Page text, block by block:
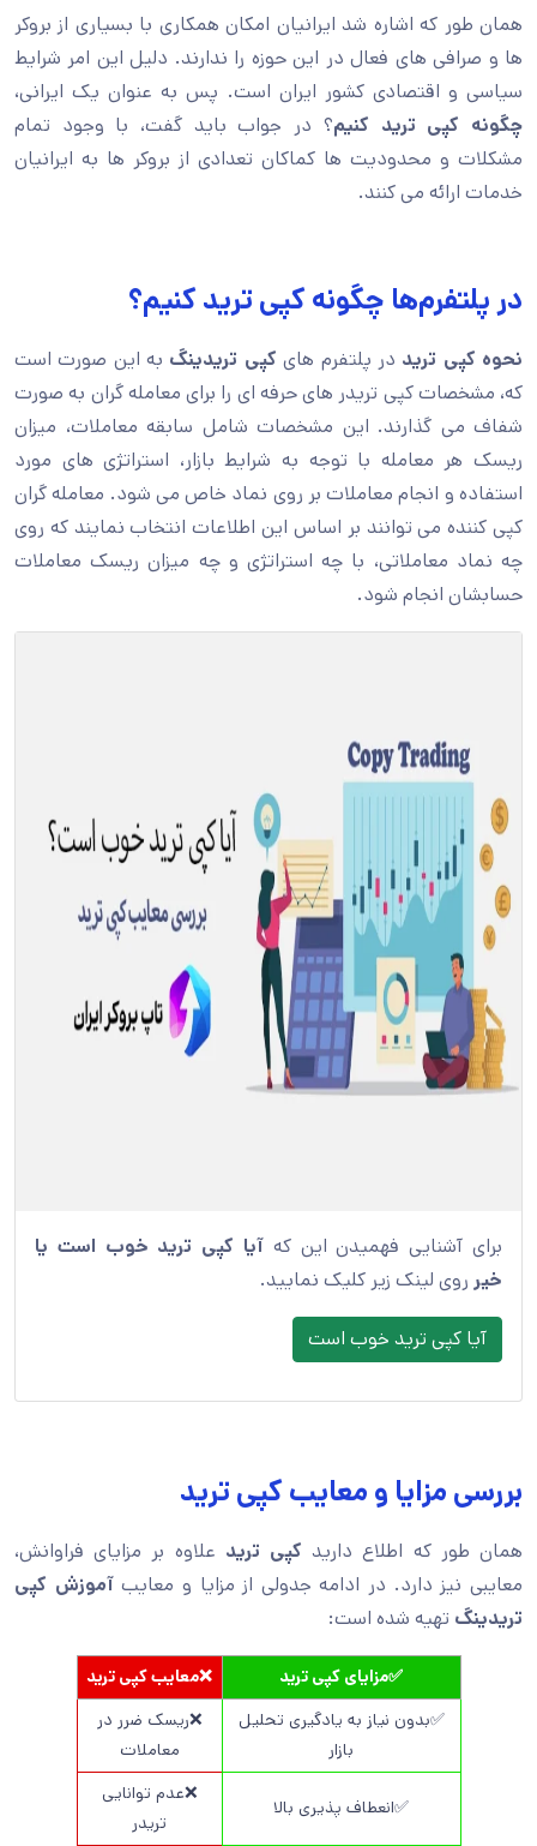
همان طور که اشاره شد ایرانیان امکان همکاری با بسیاری از بروکر
ها و صرافی های فعال در این حوزه را ندارند. دلیل این امر شرایط
سیاسی و اقتصادی کشور ایران است. پس به عنوان یک ایرانی،
چگونه کپی ترید کنیم؟ در جواب باید گفت، با وجود تمام
مشکلات و محدودیت ها کماکان تعدادی از بروکر ها به ایرانیان
خدمات ارائه می کنند.
در پلتفرم‌ها چگونه کپی ترید کنیم؟
نحوه کپی ترید در پلتفرم های کپی تریدینگ به این صورت است
که، مشخصات کپی تریدر های حرفه ای را برای معامله گران به صورت
شفاف می گذارند. این مشخصات شامل سابقه معاملات، میزان
ریسک هر معامله با توجه به شرایط بازار، استراتژی های مورد
استفاده و انجام معاملات بر روی نماد خاص می شود. معامله گران
کپی کننده می توانند بر اساس این اطلاعات انتخاب نمایند که روی
چه نماد معاملاتی، با چه استراتژی و چه میزان ریسک معاملات
حسابشان انجام شود.
برای آشنایی فهمیدن این که آیا کپی ترید خوب است یا
خیر روی لینک زیر کلیک نمایید.
آیا کپی ترید خوب است
بررسی مزایا و معایب کپی ترید
همان طور که اطلاع دارید کپی ترید علاوه بر مزایای فراوانش،
معایبی نیز دارد. در ادامه جدولی از مزایا و معایبآموزش کپی
تریدینگ تهیه شده است:
✅مزایای کپی ترید
❌معایب کپی ترید
✅بدون نیاز به یادگیری تحلیل
بازار
❌ریسک ضرر در
معاملات
✅انعطاف پذیری بالا
❌عدم توانایی
تریدر